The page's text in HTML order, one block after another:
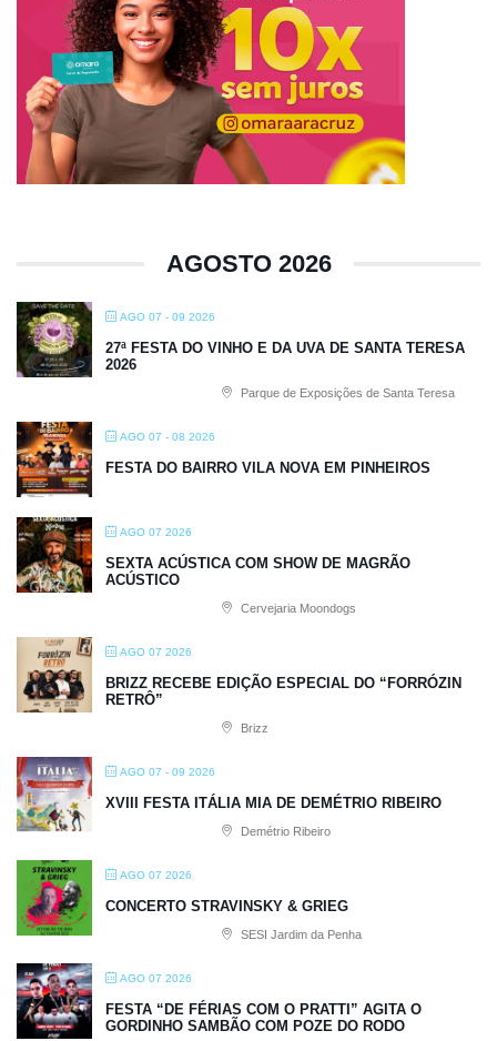
AGOSTO 2026
AGO 07 - 09 2026
27ª FESTA DO VINHO E DA UVA DE SANTA TERESA
2026
Parque de Exposições de Santa Teresa
AGO 07 - 08 2026
FESTA DO BAIRRO VILA NOVA EM PINHEIROS
AGO 07 2026
SEXTA ACÚSTICA COM SHOW DE MAGRÃO
ACÚSTICO
Cervejaria Moondogs
AGO 07 2026
BRIZZ RECEBE EDIÇÃO ESPECIAL DO “FORRÓZIN
RETRÔ”
Brizz
AGO 07 - 09 2026
XVIII FESTA ITÁLIA MIA DE DEMÉTRIO RIBEIRO
Demétrio Ribeiro
AGO 07 2026
CONCERTO STRAVINSKY & GRIEG
SESI Jardim da Penha
AGO 07 2026
FESTA “DE FÉRIAS COM O PRATTI” AGITA O
GORDINHO SAMBÃO COM POZE DO RODO